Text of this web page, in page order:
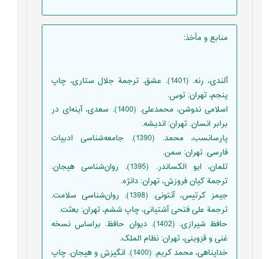
منابع و مأخذ:
آلندی، رنه. (1401). عشق. ترجمة جلال ستاری، چاپ
پنجم، تهران: توس.
اسلامی ندوشن، محمدعلی. (1400). سعدی، آینه‌ای در
برابر انسان. تهران: اندیشه.
پارسانسب، محمد. (1390). جامعه‌شناسی ادبیات
فارسی. تهران: سمن.
تلمان، ایو الکساندر. (1395). روان‌شناسی هیجان.
ترجمة کیان فروزش، تهران: دانژه.
جیمز کرتیس، آنتونی. (1398). روان‌شناسی سلامت.
ترجمة علی فتحی آشتیانی، چاپ ششم، تهران: بعثت.
حافظ شیرازی. (1402). دیوان حافظ. براساس نسخه
غنی و قزوینی، تهران: نظام الملک.
خداپناهی، محمد کریم. (1400). انگیزش و هیجان. چاپ